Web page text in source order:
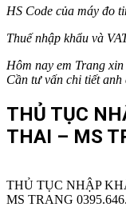
HS Code của máy đo
Thuế nhập khẩu và
Hôm nay em Trang
Cần tư vấn chi tiết anh
THỦ TỤC
THAI – MS
THỦ TỤC NHẬP
MS TRANG